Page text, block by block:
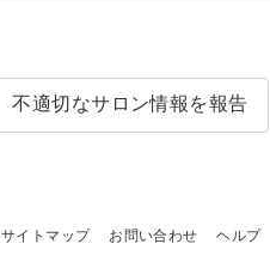
不適切なサロン情報を報告
サイトマップ お問い合わせ ヘルプ